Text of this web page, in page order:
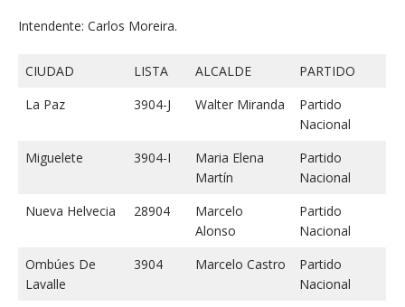
Intendente: Carlos Moreira.
CIUDAD LISTA ALCALDE
PARTIDO
La Paz
3904-J Walter Miranda
Partido
Nacional
Miguelete
3904-I
Maria Elena
Martín
Partido
Nacional
Nueva Helvecia
28904
Marcelo
Alonso
Partido
Nacional
Ombúes De
Lavalle
3904 Marcelo Castro
Partido
Nacional